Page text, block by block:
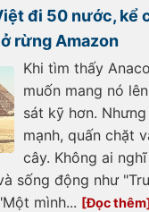
cung-
đi 50 nước, kể
rừng Amazon
Khi tìm thấy
muốn mang nó
sát kỹ hơn.
mạnh, quấn chặt
cây. Không ai
sống động như
mình...